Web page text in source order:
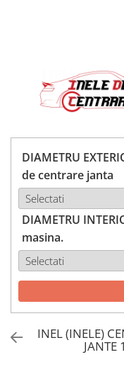
DIAMETRU
de centrare janta
DIAMETRU
masina.
INEL (INELE)